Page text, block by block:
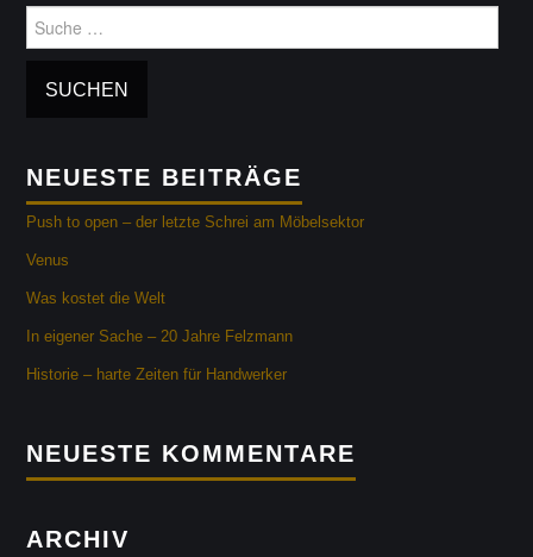
nach:
NEUESTE BEITRÄGE
Push to open – der letzte Schrei am Möbelsektor
Venus
Was kostet die Welt
In eigener Sache – 20 Jahre Felzmann
Historie – harte Zeiten für Handwerker
NEUESTE KOMMENTARE
ARCHIV